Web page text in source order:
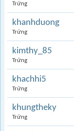
Trứng
khanhduong
Trứng
kimthy_85
Trứng
khachhi5
Trứng
khungtheky
Trứng